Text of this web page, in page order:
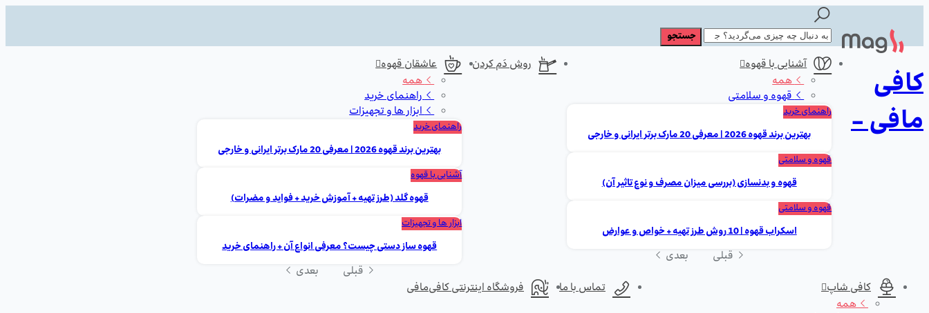
کافی
مافی -
آشنایی با قهوه
همه
قهوه و سلامتی
راهنمای خرید
بهترین برند قهوه 2026 | معرفی 20 مارک برتر ایرانی و خارجی
قهوه و سلامتی
قهوه و بدنسازی (بررسی میزان مصرف و نوع تاثیر آن)
قهوه و سلامتی
اسکراب قهوه | 10 روش طرز تهیه + خواص و عوارض
قبلی بعدی
روش دَم کردن
عاشقان قهوه
همه
راهنمای خرید
ابزار ها و تجهیزات
راهنمای خرید
بهترین برند قهوه 2026 | معرفی 20 مارک برتر ایرانی و خارجی
آشنایی با قهوه
قهوه گلد (طرز تهیه + آموزش خرید + فواید و مضرات)
ابزار ها و تجهیزات
قهوه ساز دستی چیست؟ معرفی انواع آن + راهنمای خرید
قبلی
بعدی
کافی شاپ
همه
تماس با ما فروشگاه اینترنتی کافی‌مافی